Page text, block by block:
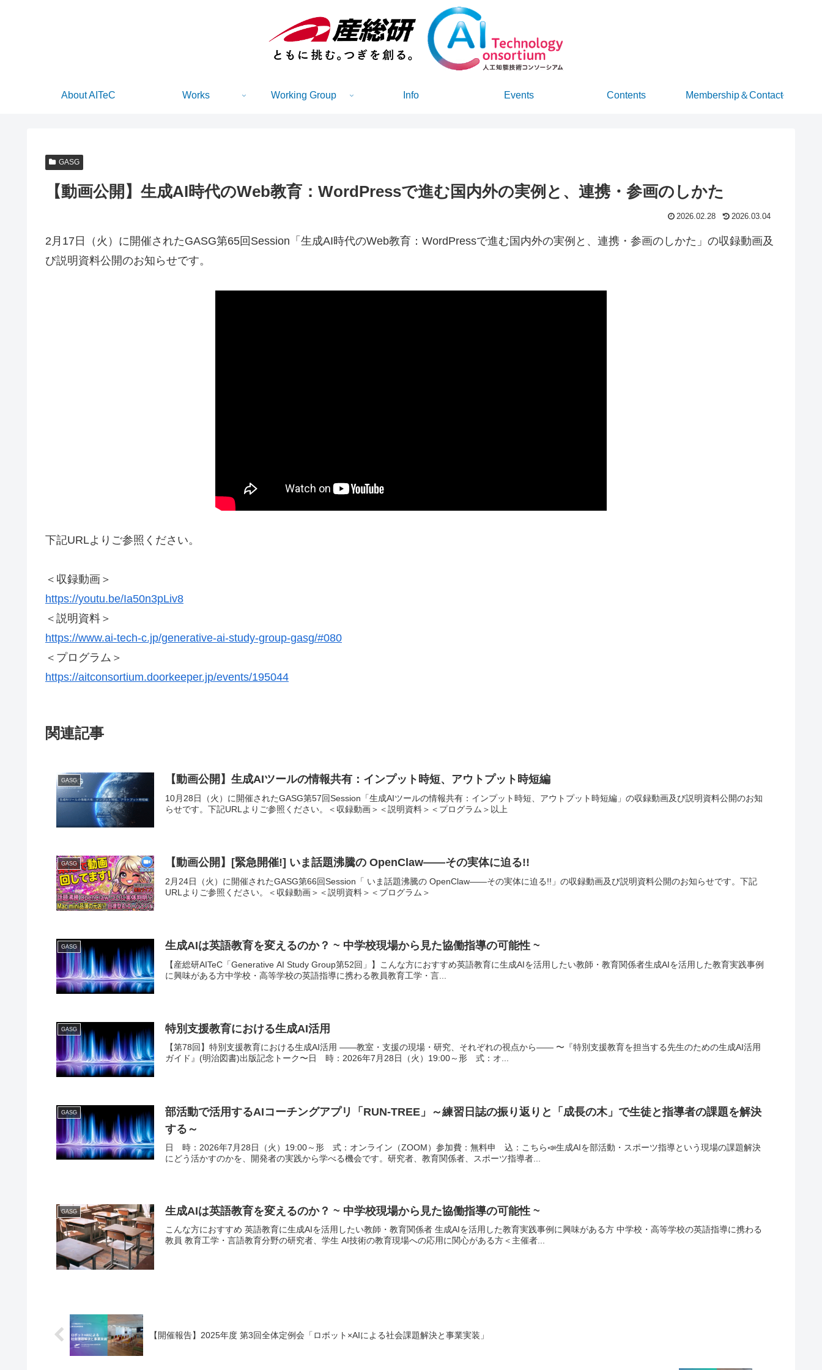
About AITeC Works Working Group Info Events Contents Membership＆Contact
GASG
【動画公開】生成AI時代のWeb教育：WordPressで進む国内外の実例と、連携・参画のしかた
2026.02.28 2026.03.04
2月17日（火）に開催されたGASG第65回Session「生成AI時代のWeb教育：WordPressで進む国内外の実例と、連携・参画のしかた」の収録動画及
び説明資料公開のお知らせです。
下記URLよりご参照ください。
＜収録動画＞
https://youtu.be/Ia50n3pLiv8
＜説明資料＞
https://www.ai-tech-c.jp/generative-ai-study-group-gasg/#080
＜プログラム＞
https://aitconsortium.doorkeeper.jp/events/195044
関連記事
GASG 【動画公開】生成AIツールの情報共有：インプット時短、アウトプット時短編
10月28日（火）に開催されたGASG第57回Session「生成AIツールの情報共有：インプット時短、アウトプット時短編」の収録動画及び説明資料公開のお知
らせです。下記URLよりご参照ください。＜収録動画＞＜説明資料＞＜プログラム＞以上
GASG 【動画公開】[緊急開催!] いま話題沸騰の OpenClaw——その実体に迫る!!
2月24日（火）に開催されたGASG第66回Session「 いま話題沸騰の OpenClaw——その実体に迫る!!」の収録動画及び説明資料公開のお知らせです。下記
URLよりご参照ください。＜収録動画＞＜説明資料＞＜プログラム＞
GASG 生成AIは英語教育を変えるのか？ ~ 中学校現場から見た協働指導の可能性 ~
【産総研AITeC「Generative AI Study Group第52回」】こんな方におすすめ英語教育に生成AIを活用したい教師・教育関係者生成AIを活用した教育実践事例
に興味がある方中学校・高等学校の英語指導に携わる教員教育工学・言...
GASG 特別支援教育における生成AI活用
【第78回】特別支援教育における生成AI活用 ——教室・支援の現場・研究、それぞれの視点から—— 〜『特別支援教育を担当する先生のための生成AI活用
ガイド』(明治図書)出版記念トーク〜日 時：2026年7月28日（火）19:00～形 式：オ...
GASG
部活動で活用するAIコーチングアプリ「RUN-TREE」～練習日誌の振り返りと「成長の木」で生徒と指導者の課題を解決
する～
日 時：2026年7月28日（火）19:00～形 式：オンライン（ZOOM）参加費：無料申 込：こちら📣生成AIを部活動・スポーツ指導という現場の課題解決
にどう活かすのかを、開発者の実践から学べる機会です。研究者、教育関係者、スポーツ指導者...
GASG 生成AIは英語教育を変えるのか？ ~ 中学校現場から見た協働指導の可能性 ~
こんな方におすすめ 英語教育に生成AIを活用したい教師・教育関係者 生成AIを活用した教育実践事例に興味がある方 中学校・高等学校の英語指導に携わる
教員 教育工学・言語教育分野の研究者、学生 AI技術の教育現場への応用に関心がある方＜主催者...
【開催報告】2025年度 第3回全体定例会「ロボット×AIによる社会課題解決と事業実装」